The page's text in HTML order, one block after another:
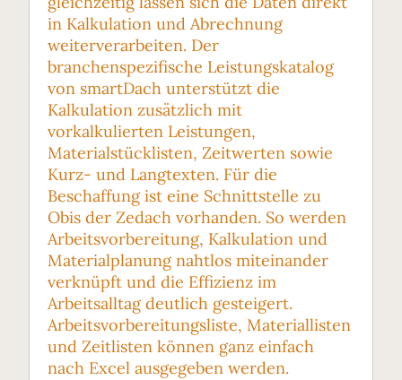
in Kalkulation und Abrechnung
weiterverarbeiten. Der
branchenspezifische Leistungskatalog
von smartDach unterstützt die
Kalkulation zusätzlich mit
vorkalkulierten Leistungen,
Materialstücklisten, Zeitwerten sowie
Kurz- und Langtexten. Für die
Beschaffung ist eine Schnittstelle zu
Obis der Zedach vorhanden. So werden
Arbeitsvorbereitung, Kalkulation und
Materialplanung nahtlos miteinander
verknüpft und die Effizienz im
Arbeitsalltag deutlich gesteigert.
Arbeitsvorbereitungsliste, Materiallisten
und Zeitlisten können ganz einfach
nach Excel ausgegeben werden.